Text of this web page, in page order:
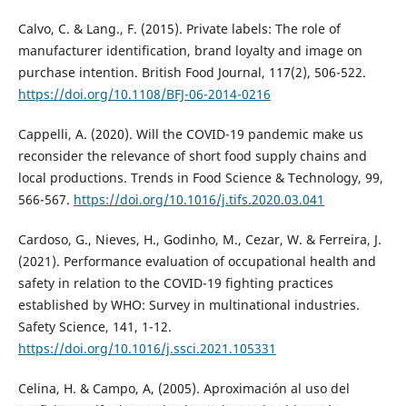
Calvo, C. & Lang., F. (2015). Private labels: The role of
manufacturer identification, brand loyalty and image on
purchase intention. British Food Journal, 117(2), 506-522.
https://doi.org/10.1108/BFJ-06-2014-0216
Cappelli, A. (2020). Will the COVID-19 pandemic make us
reconsider the relevance of short food supply chains and
local productions. Trends in Food Science & Technology, 99,
566-567. https://doi.org/10.1016/j.tifs.2020.03.041
Cardoso, G., Nieves, H., Godinho, M., Cezar, W. & Ferreira, J.
(2021). Performance evaluation of occupational health and
safety in relation to the COVID-19 fighting practices
established by WHO: Survey in multinational industries.
Safety Science, 141, 1-12.
https://doi.org/10.1016/j.ssci.2021.105331
Celina, H. & Campo, A, (2005). Aproximación al uso del